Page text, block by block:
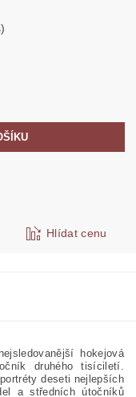
Hlídat cenu
hokejová
druhého tisíciletí.
deseti nejlepších
a středních útočníků